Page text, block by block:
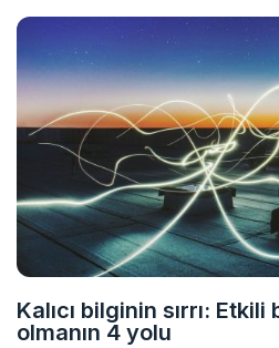
Kalıcı bilginin sırrı:
olmanın 4 yolu